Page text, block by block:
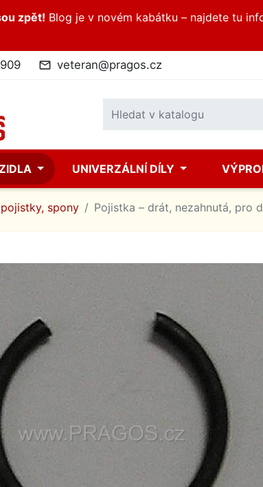
zpět! Blog je v novém kabátku – najdete tu
mail_outline veteran@pragos.cz
UNIVERZÁLNÍ DÍLY
spony Pojistka – drát, nezahnutá, pro